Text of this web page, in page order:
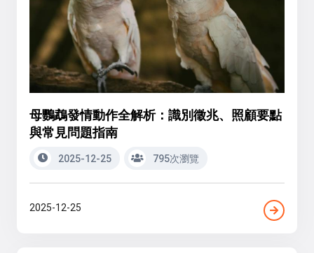
母鸚鵡發情動作全解析：識別徵兆、照顧要點
與常見問題指南
2025-12-25 795次瀏覽
2025-12-25